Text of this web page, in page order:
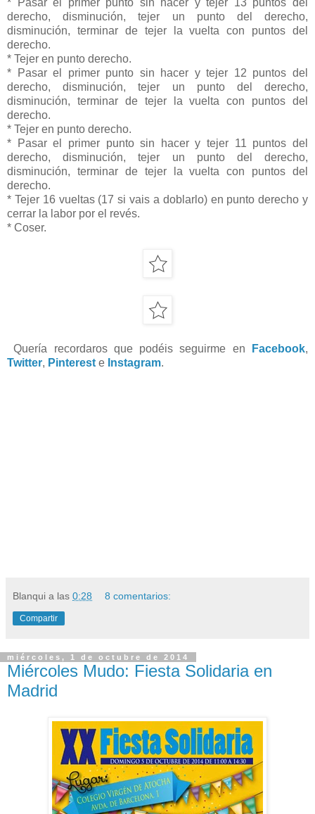
derecho, disminución, tejer un punto del derecho,
disminución, terminar de tejer la vuelta con puntos del
derecho.
* Tejer en punto derecho.
* Pasar el primer punto sin hacer y tejer 12 puntos del
derecho, disminución, tejer un punto del derecho,
disminución, terminar de tejer la vuelta con puntos del
derecho.
* Tejer en punto derecho.
* Pasar el primer punto sin hacer y tejer 11 puntos del
derecho, disminución, tejer un punto del derecho,
disminución, terminar de tejer la vuelta con puntos del
derecho.
* Tejer 16 vueltas (17 si vais a doblarlo) en punto derecho y
cerrar la labor por el revés.
* Coser.
Quería recordaros que podéis seguirme en Facebook,
Twitter, Pinterest e Instagram.
Blanqui a las 0:28 8 comentarios:
Compartir
miércoles, 1 de octubre de 2014
Miércoles Mudo: Fiesta Solidaria en
Madrid